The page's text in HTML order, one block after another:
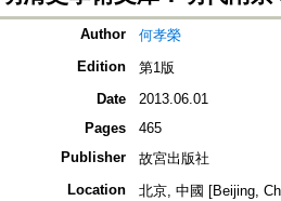
Author
何孝榮
Edition
第1版
Date
2013.06.01
Pages
465
Publisher
故宮出版社
Location
北京, 中國 [Beijing,